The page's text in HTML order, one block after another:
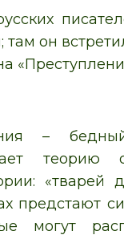
он
–
«тварей
предстают
могут